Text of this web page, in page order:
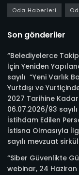
Oda Haberleri
Son gönderiler
“Belediyelerce
İçin Yeniden
sayılı “Yeni Varlık
Yurtdışı ve
2027 Tarihine
06.07.2026/93
İstihdam Edilen
İstisna Olmasıyla
sayılı mevzuat
“Siber Güvenlikte
webinar, 24